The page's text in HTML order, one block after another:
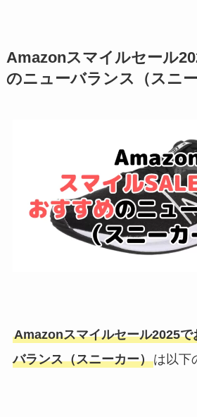
Amazonスマイルセール
のニューバランス（スニー
Amazonスマイルセール2025で
バランス（スニーカー）は以下